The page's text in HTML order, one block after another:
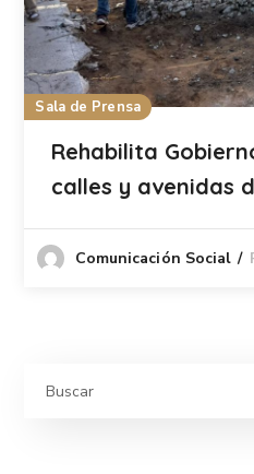
Sala de Prensa
Rehabilita
calles y avenidas
Comunicación Social